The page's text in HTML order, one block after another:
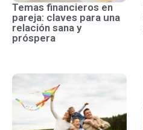
Temas financieros en
pareja: claves para una
relación sana y
próspera